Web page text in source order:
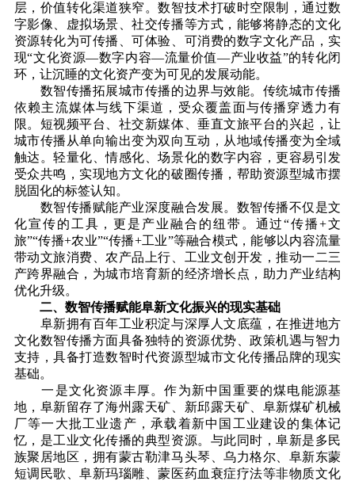
层，价值转化渠道狭窄。数智技术打破时空限制，通过数
字影像、虚拟场景、社交传播等方式，能够将静态的文化
资源转化为可传播、可体验、可消费的数字文化产品，实
现“文化资源—数字内容—流量价值—产业收益”的转化闭
环，让沉睡的文化资产变为可见的发展动能。
数智传播拓展城市传播的边界与效能。传统城市传播
依赖主流媒体与线下渠道，受众覆盖面与传播穿透力有
限。短视频平台、社交新媒体、垂直文旅平台的兴起，让
城市传播从单向输出变为双向互动，从地域传播变为全域
触达。轻量化、情感化、场景化的数字内容，更容易引发
受众共鸣，实现地方文化的破圈传播，帮助资源型城市摆
脱固化的标签认知。
数智传播赋能产业深度融合发展。数智传播不仅是文
化宣传的工具，更是产业融合的纽带。通过“传播+文
旅”“传播+农业”“传播+工业”等融合模式，能够以内容流量
带动文旅消费、农产品上行、工业文创开发，推动一二三
产跨界融合，为城市培育新的经济增长点，助力产业结构
优化升级。
二、数智传播赋能阜新文化振兴的现实基础
阜新拥有百年工业积淀与深厚人文底蕴，在推进地方
文化数智传播方面具备独特的资源优势、政策机遇与智力
支持，具备打造数智时代资源型城市文化传播品牌的现实
基础。
一是文化资源丰厚。作为新中国重要的煤电能源基
地，阜新留存了海州露天矿、新邱露天矿、阜新煤矿机械
厂等一大批工业遗产，承载着新中国工业建设的集体记
忆，是工业文化传播的典型资源。与此同时，阜新是多民
族聚居地区，拥有蒙古勒津马头琴、乌力格尔、阜新东蒙
短调民歌、阜新玛瑙雕、蒙医药血衰症疗法等非物质文化